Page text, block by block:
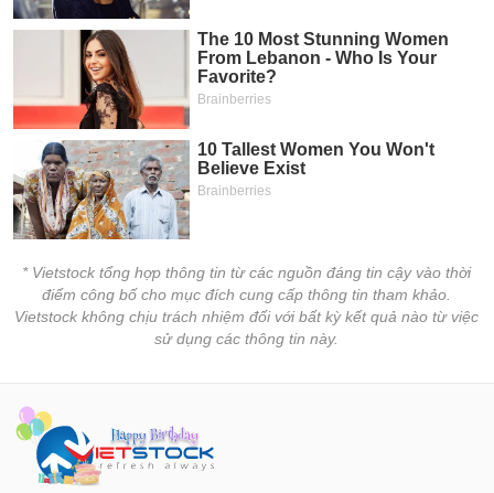
* Vietstock tổng hợp thông tin từ các nguồn đáng tin cậy vào thời
điểm công bố cho mục đích cung cấp thông tin tham khảo.
Vietstock không chịu trách nhiệm đối với bất kỳ kết quả nào từ việc
sử dụng các thông tin này.